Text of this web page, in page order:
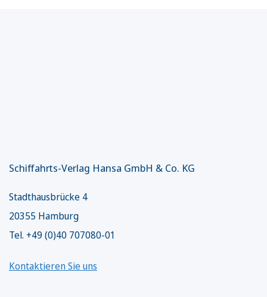
Schiffahrts-Verlag Hansa GmbH & Co. KG
Stadthausbrücke 4
20355 Hamburg
Tel. +49 (0)40 707080-01
Kontaktieren Sie uns